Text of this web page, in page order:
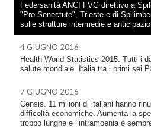
Federsanità ANCI FVG direttivo a
"Pro Senectute", Trieste e di
sulle strutture intermedie e
4 GIUGNO 2016
Health World Statistics 2015. Tutti i
salute mondiale. Italia tra i primi sei
7 GIUGNO 2016
Censis. 11 milioni di italiani hanno
difficoltà economiche. Aumenta la
troppo lunghe e l’intramoenia è